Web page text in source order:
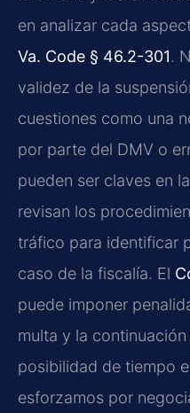
en analizar cada
Va. Code § 46.2-301.
validez de la
cuestiones como una
por parte del DMV o
pueden ser claves en
revisan los
tráfico para identificar
caso de la fiscalía. El
puede imponer
multa y la
posibilidad de tiempo
esforzamos por